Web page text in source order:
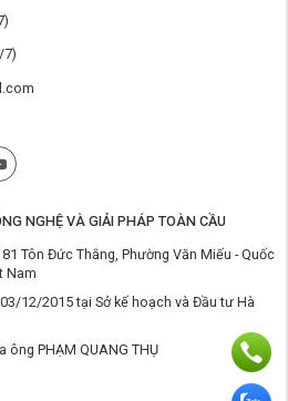
Pro
cho phép máy dễ dàng tiếp cận những
gầm tủ, gầm ghế,... chỉ với chiều cao
trở nên dễ dàng và hiệu quả hơn, loại
nơi mà các loại máy thông thường khó
7)
NGHỆ VÀ GIẢI PHÁP TOÀN CẦU
Tôn Đức Thắng, Phường Văn Miếu - Quốc
Nam
12/2015 tại Sở kế hoạch và Đầu tư Hà
PHẠM QUANG THỤ